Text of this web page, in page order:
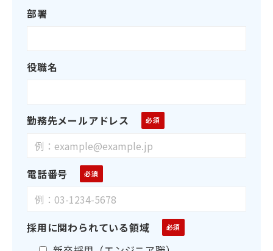
部署
役職名
勤務先メールアドレス
電話番号
採用に関わられている領域